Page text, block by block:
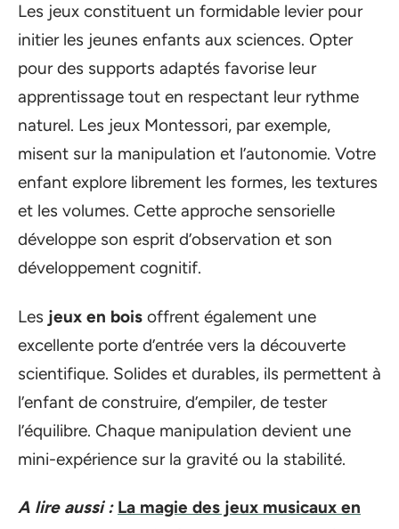
Les jeux constituent un formidable levier pour
initier les jeunes enfants aux sciences. Opter
pour des supports adaptés favorise leur
apprentissage tout en respectant leur rythme
naturel. Les jeux Montessori, par exemple,
misent sur la manipulation et l’autonomie. Votre
enfant explore librement les formes, les textures
et les volumes. Cette approche sensorielle
développe son esprit d’observation et son
développement cognitif.
Les jeux en bois offrent également une
excellente porte d’entrée vers la découverte
scientifique. Solides et durables, ils permettent à
l’enfant de construire, d’empiler, de tester
l’équilibre. Chaque manipulation devient une
mini-expérience sur la gravité ou la stabilité.
A lire aussi : La magie des jeux musicaux en